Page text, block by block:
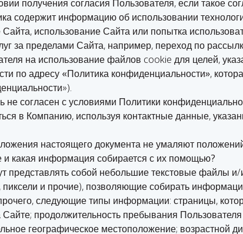
получения согласия Пользователя, если такое
содержит информацию об использовании
использование Сайта или попытка
за пределами Сайта, например, переход по
на использование файлов cookie для целей,
по адресу «Политика конфиденциальности»,
»).
не согласен с условиями Политики
в Компанию, используя контактные данные,
настоящего документа не умаляют
какая информация собирается с их помощью?
представлять собой небольшие текстовые файлы
и прочие), позволяющие собирать
следующие типы информации: страницы,
продолжительность пребывания
географическое местоположение; возрастной